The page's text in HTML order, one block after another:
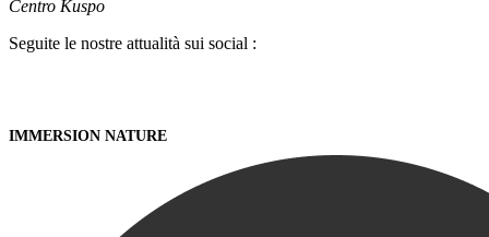
Centro Kuspo
Seguite le nostre attualità sui social :
IMMERSION NATURE